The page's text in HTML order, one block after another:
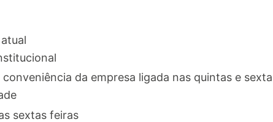
da empresa ligada nas quintas e
sextas feiras